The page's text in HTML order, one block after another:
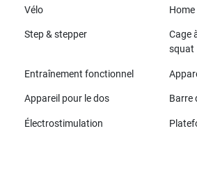
Vélo
Step & stepper
Cage
squat
Entraînement fonctionnel
Appareil pour le dos Barre
Électrostimulation